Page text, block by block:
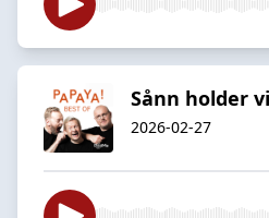
Sånn holder
2026-02-27